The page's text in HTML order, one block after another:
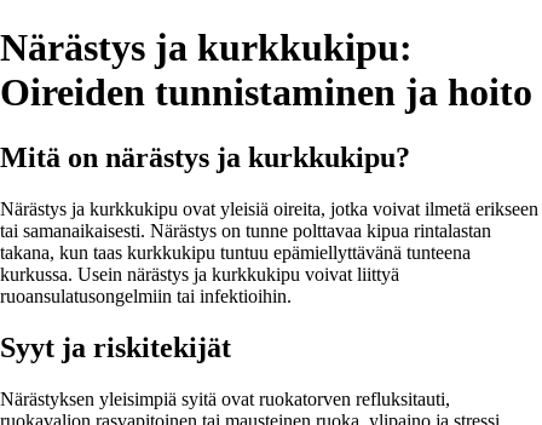
Närästys ja kurkkukipu:
Oireiden tunnistaminen ja hoito
Mitä on närästys ja kurkkukipu?
Närästys ja kurkkukipu ovat yleisiä oireita, jotka voivat ilmetä erikseen
tai samanaikaisesti. Närästys on tunne polttavaa kipua rintalastan
takana, kun taas kurkkukipu tuntuu epämiellyttävänä tunteena
kurkussa. Usein närästys ja kurkkukipu voivat liittyä
ruoansulatusongelmiin tai infektioihin.
Syyt ja riskitekijät
Närästyksen yleisimpiä syitä ovat ruokatorven refluksitauti,
ruokavalion rasvapitoinen tai mausteinen ruoka, ylipaino ja stressi.